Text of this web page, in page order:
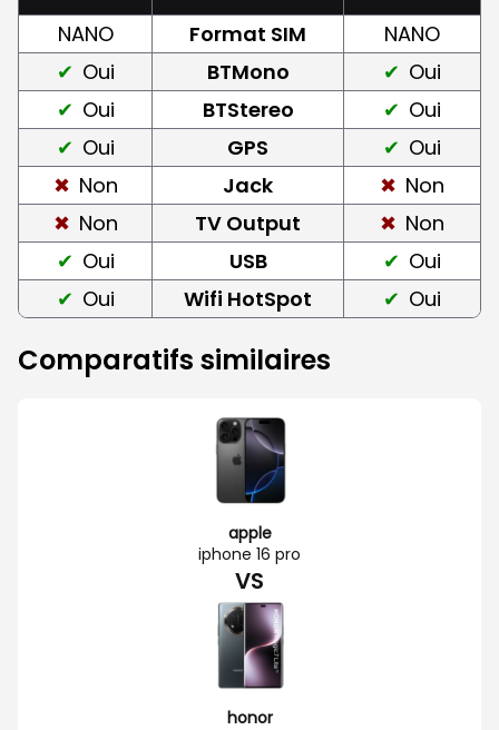
NANO Format SIM
NANO
Oui
BTMono
Oui
Oui
BTStereo
Oui
Oui
GPS
Oui
Non
Jack
Non
Non
TV Output
Non
Oui
USB
Oui
Oui
Wifi HotSpot Oui
Comparatifs similaires
apple
iphone 16 pro
VS
honor